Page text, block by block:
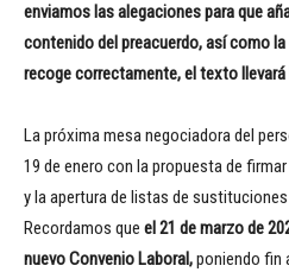
enviamos las alegaciones para que
contenido del preacuerdo, así como
recoge correctamente, el texto llevará
La próxima mesa negociadora del
19 de enero con la propuesta de
y la apertura de listas de
Recordamos que el 21 de marzo de
nuevo Convenio Laboral,poniendo fin